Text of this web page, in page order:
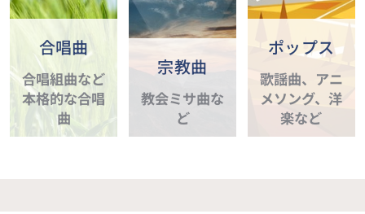
合唱曲
合唱組曲など
本格的な合唱
曲
宗教曲
教会ミサ曲な
ど
ポップス
歌謡曲、アニ
メソング、洋
楽など